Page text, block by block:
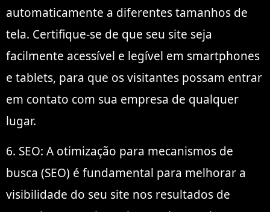
automaticamente a diferentes tamanhos de
tela. Certifique-se de que seu site seja
facilmente acessível e legível em smartphones
e tablets, para que os visitantes possam entrar
em contato com sua empresa de qualquer
lugar.
6. SEO: A otimização para mecanismos de
busca (SEO) é fundamental para melhorar a
visibilidade do seu site nos resultados de